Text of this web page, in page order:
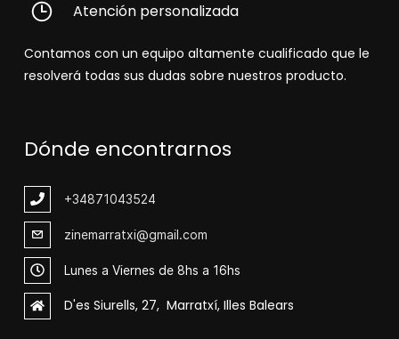
Atención personalizada
Contamos con un equipo altamente cualificado que le
resolverá todas sus dudas sobre nuestros producto.
Dónde encontrarnos
+34871043524
zinemarratxi@gmail.com
Lunes a Viernes de 8hs a 16hs
D'es Siurells, 27, Marratxí, Illes Balears